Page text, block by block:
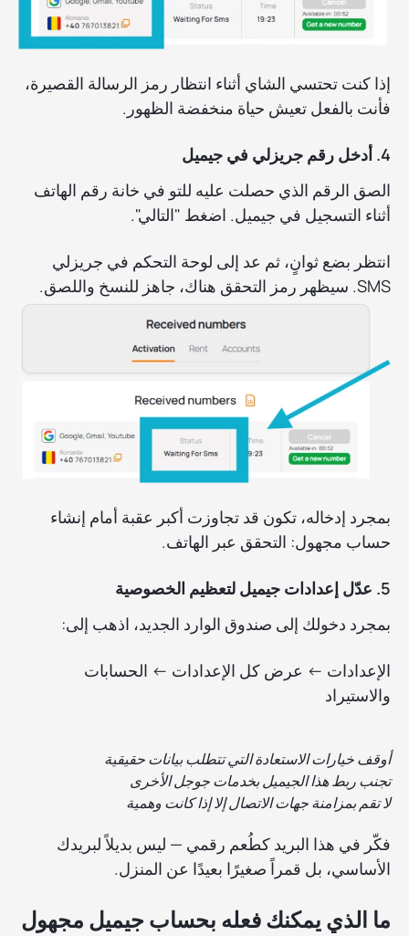
إذا كنت تحتسي الشاي أثناء انتظار رمز الرسالة القصيرة،
فأنت بالفعل تعيش حياة منخفضة الظهور.
4. أدخل رقم جريزلي في جيميل
الصق الرقم الذي حصلت عليه للتو في خانة رقم الهاتف
أثناء التسجيل في جيميل. اضغط "التالي".
انتظر بضع ثوانٍ، ثم عد إلى لوحة التحكم في جريزلي
SMS. سيظهر رمز التحقق هناك، جاهز للنسخ واللصق.
بمجرد إدخاله، تكون قد تجاوزت أكبر عقبة أمام إنشاء
حساب مجهول: التحقق عبر الهاتف.
5. عدّل إعدادات جيميل لتعظيم الخصوصية
بمجرد دخولك إلى صندوق الوارد الجديد، اذهب إلى:
الإعدادات ← عرض كل الإعدادات ← الحسابات
والاستيراد
أوقف خيارات الاستعادة التي تتطلب بيانات حقيقية
تجنب ربط هذا الجيميل بخدمات جوجل الأخرى
لا تقم بمزامنة جهات الاتصال إلا إذا كانت وهمية
فكّر في هذا البريد كطُعم رقمي — ليس بديلاً لبريدك
الأساسي، بل قمراً صغيرًا بعيدًا عن المنزل.
ما الذي يمكنك فعله بحساب جيميل مجهول